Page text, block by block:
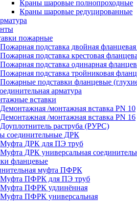
Краны шаровые полнопроходные
Краны шаровые редуцированные
пожарные
Пожарная подставка двойная
Пожарная подставка крестовая
Пожарная подставка одинарная
Пожарная подставка тройниковая
Пожарные подставки фланцевые
арматура
вставки
Демонтажная /монтажная вставка PN 10
Демонтажная /монтажная вставка PN 16
Доуплотнитель раструба (РУРС)
соединительные ДРК
Муфта ДРК для ПЭ труб
Муфта ДРК универсальная
фланцевые
муфта ПФРК
Муфта ПФРК для ПЭ труб
Муфта ПФРК удлинённая
Муфта ПФРК универсальная